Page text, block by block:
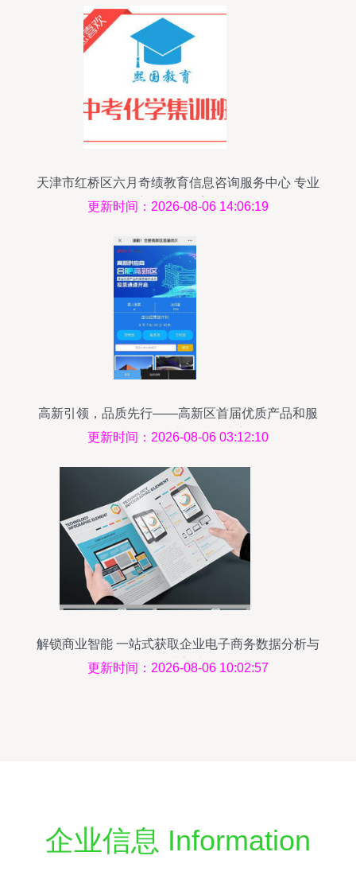
天津市红桥区六月奇绩教育信息咨询服务中心 专业
导航，助力教育成长
更新时间：2026-08-06 14:06:19
高新引领，品质先行——高新区首届优质产品和服
务展示活动线上评选正式启动
更新时间：2026-08-06 03:12:10
解锁商业智能 一站式获取企业电子商务数据分析与
设计素材
更新时间：2026-08-06 10:02:57
企业信息 Information